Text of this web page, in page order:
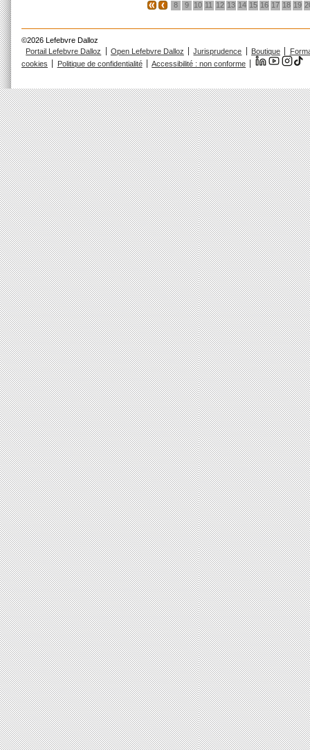
8 9 10 11 12 13 14 15 16 17 18 19
©2026 Lefebvre Dalloz
Portail Lefebvre Dalloz
Open Lefebvre Dalloz Jurisprudence Boutique
cookies
Politique de confidentialité Accessibilité : non conforme